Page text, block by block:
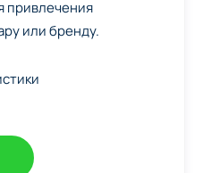
привлечения
или бренду.